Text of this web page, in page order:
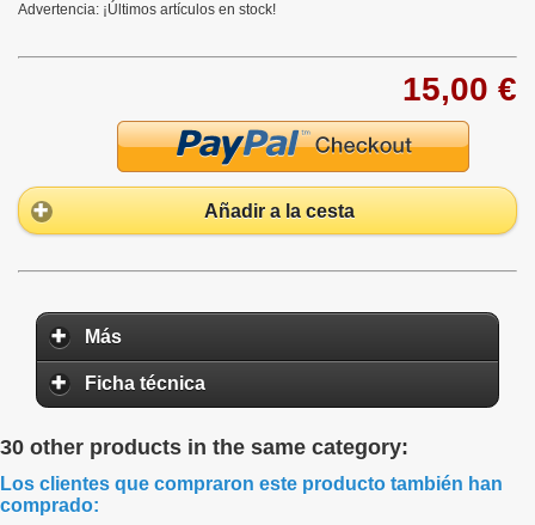
Advertencia: ¡Últimos artículos en stock!
15,00 €
Añadir a la cesta
Más
Ficha técnica
30 other products in the same category:
Los clientes que compraron este producto también han
comprado: